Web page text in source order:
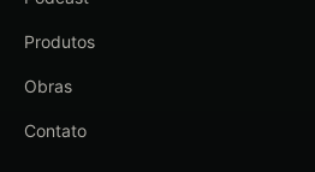
Produtos
Obras
Contato